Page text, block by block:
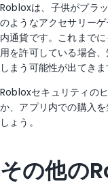
Robloxは、子供がプラ
のようなアクセサリー
内通貨です。これまで
用を許可している場合
しまう可能性が出てきま
Robloxセキュリティの
か、アプリ内での購入
しょう。
その他の